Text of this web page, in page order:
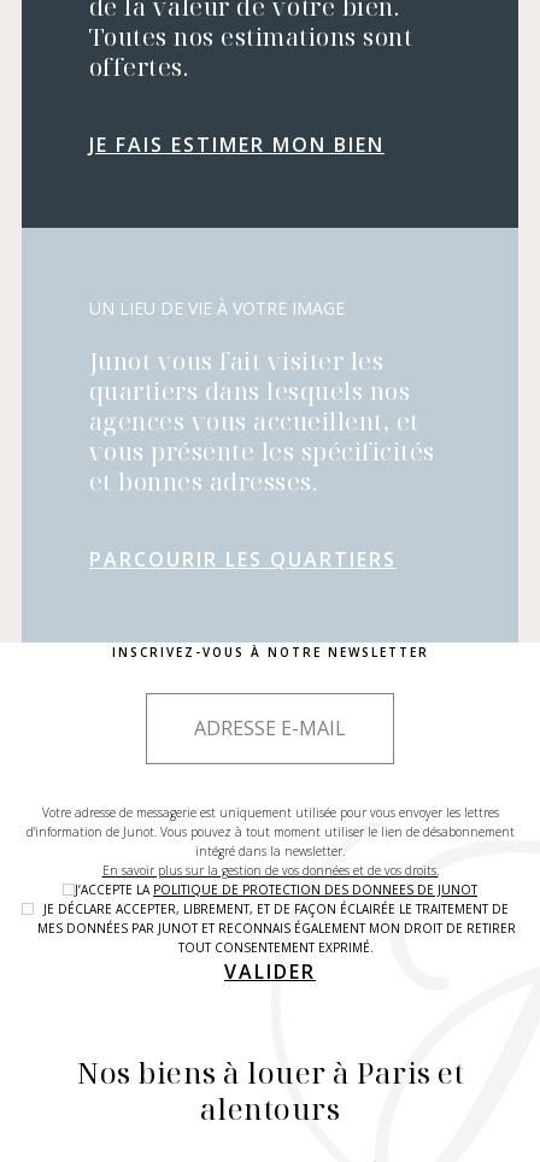
de la valeur de votre bien.
Toutes nos estimations sont
offertes.
JE FAIS ESTIMER MON BIEN
UN LIEU DE VIE À VOTRE IMAGE
Junot vous fait visiter les
quartiers dans lesquels nos
agences vous accueillent, et
vous présente les spécificités
et bonnes adresses.
PARCOURIR LES QUARTIERS
INSCRIVEZ-VOUS À NOTRE NEWSLETTER
Votre adresse de messagerie est uniquement utilisée pour vous envoyer les lettres
d'information de Junot. Vous pouvez à tout moment utiliser le lien de désabonnement
intégré dans la newsletter.
En savoir plus sur la gestion de vos données et de vos droits.
J’ACCEPTE LA POLITIQUE DE PROTECTION DES DONNEES DE JUNOT
JE DÉCLARE ACCEPTER, LIBREMENT, ET DE FAÇON ÉCLAIRÉE LE TRAITEMENT DE
MES DONNÉES PAR JUNOT ET RECONNAIS ÉGALEMENT MON DROIT DE RETIRER
TOUT CONSENTEMENT EXPRIMÉ.
VALIDER
Nos biens à louer à Paris et
alentours